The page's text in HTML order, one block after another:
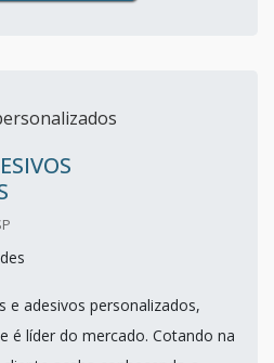
e adesivos personalizados,
é líder do mercado. Cotando na